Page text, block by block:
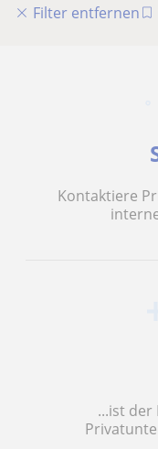
Filter entfernen
Kontaktiere
...ist